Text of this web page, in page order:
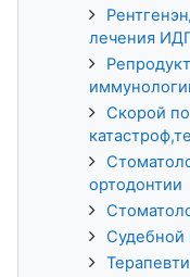
лечения
Скорой
ортодонтии